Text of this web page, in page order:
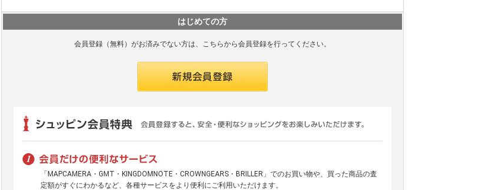
はじめての方
会員登録（無料）がお済みでない方は、こちらから会員登録を行ってください。
「MAPCAMERA・GMT・KINGDOMNOTE・CROWNGEARS・BRILLER」でのお買い物や、買った商品の査
定額がすぐにわかるなど、各種サービスをより便利にご利用いただけます。